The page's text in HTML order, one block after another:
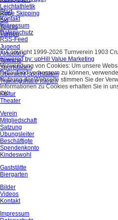
Leichtathletik
Rope Skipping
Ski
Tennis
Turnen
Jugend
Aktuelles
Termine
Sportstätten
Übersicht Sportstätten
Trainingshalle mieten
Kultur
Theater
Verein
Mitgliedschaft
Satzung
Übungsleiter
Beschäftigte
Spendenkonto
Kindeswohl
Gaststätte
Biergarten
Bilder
Videos
Kontakt
Impressum
Start
Kontakt
Impressum
Datenschutz
RSS-Feed
© Copyright 1999-2026 Turnverein 1903
powered by: upHill Value Marketing
Verwendung von Cookies: Um unsere
fortlaufend verbessern zu können,
Nutzung der Webseite stimmen Sie der
Informationen zu Cookies erhalten Sie in
OK